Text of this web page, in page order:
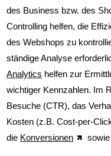
CRM
Online Shop
Google Analytics
des Business bzw. des
Controlling helfen, die
des Webshops zu
ständige Analyse
Analytics helfen zur
wichtiger Kennzahlen. Im
Besuche (CTR), das
Kosten (z.B. Cost-per-
die Konversionen